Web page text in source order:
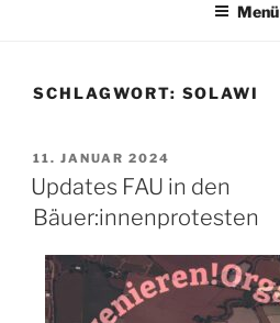
Menü
SCHLAGWORT: SOLAWI
VERÖFFENTLICHT
AM
11. JANUAR 2024
Updates FAU in den
Bäuer:innenprotesten